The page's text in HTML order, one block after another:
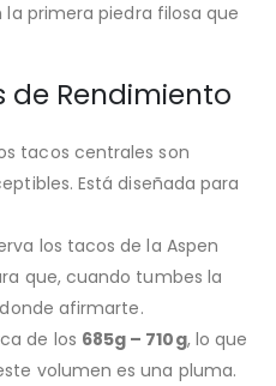
primera piedra filosa que
de Rendimiento
tacos centrales son
Está diseñada para
los tacos de la Aspen
que, cuando tumbes la
afirmarte.
de los 685g – 710g, lo que
volumen es una pluma.